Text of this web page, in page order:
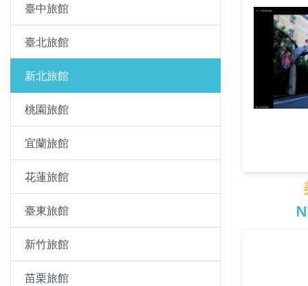
臺中旅館
臺北旅館
新北旅館
桃園旅館
宜蘭旅館
花蓮旅館
臺東旅館
新竹旅館
苗栗旅館